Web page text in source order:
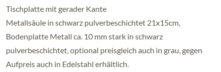
Tischplatte mit gerader Kante
Metallsäule in schwarz pulverbeschichtet 21x15cm,
Bodenplatte Metall ca. 10 mm stark in schwarz
pulverbeschichtet, optional preisgleich auch in grau, gegen
Aufpreis auch in Edelstahl erhältlich.